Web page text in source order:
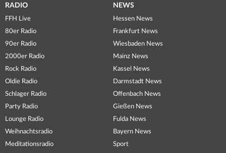
RADIO
FFH Live
80er Radio
90er Radio
2000er Radio
Rock Radio
Oldie Radio
Schlager Radio
Party Radio
Lounge Radio
Weihnachtsradio
Meditationsradio
NEWS
Hessen News
Frankfurt News
Wiesbaden News
Mainz News
Kassel News
Darmstadt News
Offenbach News
Gießen News
Fulda News
Bayern News
Sport